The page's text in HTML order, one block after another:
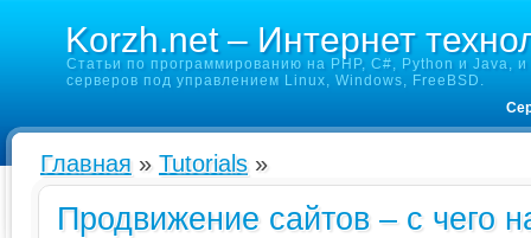
Korzh.net – Интернет
Статьи по программированию на PHP, C#, Python и Java,
серверов под управлением Linux, Windows, FreeBSD.
Главная » Tutorials »
Продвижение сайтов – с чего